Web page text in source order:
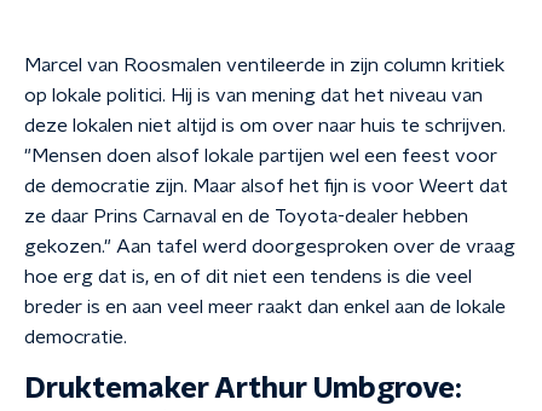
Marcel van Roosmalen ventileerde in zijn column kritiek
op lokale politici. Hij is van mening dat het niveau van
deze lokalen niet altijd is om over naar huis te schrijven.
"Mensen doen alsof lokale partijen wel een feest voor
de democratie zijn. Maar alsof het fijn is voor Weert dat
ze daar Prins Carnaval en de Toyota-dealer hebben
gekozen." Aan tafel werd doorgesproken over de vraag
hoe erg dat is, en of dit niet een tendens is die veel
breder is en aan veel meer raakt dan enkel aan de lokale
democratie.
Druktemaker Arthur Umbgrove: